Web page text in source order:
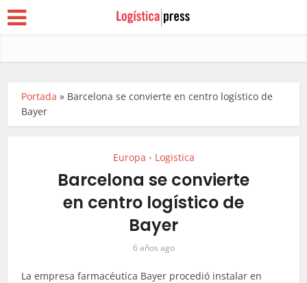
Portada » Barcelona se convierte en centro logístico de
Bayer
Europa • Logistica
Barcelona se convierte
en centro logístico de
Bayer
6 años ago
La empresa farmacéutica Bayer procedió instalar en